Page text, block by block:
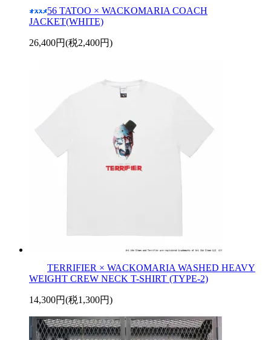
56 TATOO × WACKOMARIA COACH
JACKET(WHITE)
26,400円(税2,400円)
TERRIFIER × WACKOMARIA WASHED HEAVY
WEIGHT CREW NECK T-SHIRT (TYPE-2)
14,300円(税1,300円)